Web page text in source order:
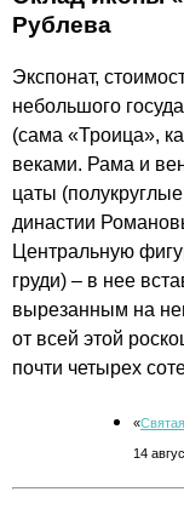
Рублева
Экспонат,
небольшого
(сама «Троица»,
веками. Рама и
цаты
династии
Центральную
груди) – в нее
вырезанным на
от всей этой
почти четырех
«
14